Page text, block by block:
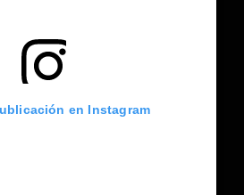
en Instagram